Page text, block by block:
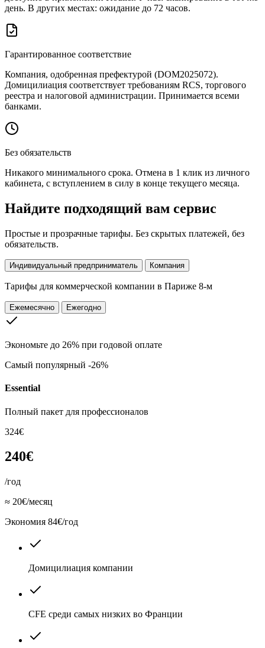
день. В других местах: ожидание до 72 часов.
Гарантированное соответствие
Компания, одобренная префектурой (DOM2025072).
Домицилиация соответствует требованиям RCS, торгового
реестра и налоговой администрации. Принимается всеми
банками.
Без обязательств
Никакого минимального срока. Отмена в 1 клик из личного
кабинета, с вступлением в силу в конце текущего месяца.
Найдите подходящий вам сервис
Простые и прозрачные тарифы. Без скрытых платежей, без
обязательств.
Индивидуальный предприниматель Компания
Тарифы для коммерческой компании в Париже 8-м
Ежемесячно Ежегодно
Экономьте до 26% при годовой оплате
Самый популярный -26%
Essential
Полный пакет для профессионалов
324€
240€
/год
≈ 20€/месяц
Экономия 84€/год
Домицилиация компании
CFE среди самых низких во Франции